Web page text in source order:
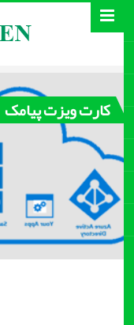
کارت ویزت پیامک